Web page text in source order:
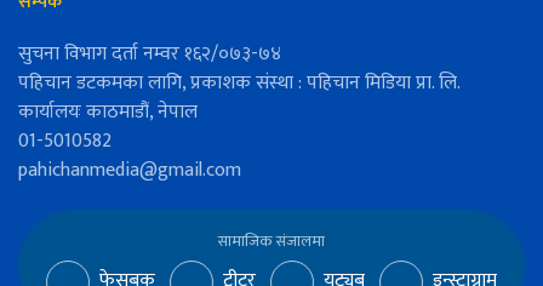
सुचना विभाग दर्ता नम्वर १६२/०७३-७४
पहिचान डटकमका लागि, प्रकाशक संस्था : पहिचान मिडिया प्रा. लि.
कार्यालयः काठमाडौं, नेपाल
01-5010582
pahichanmedia@gmail.com
सामाजिक संजालमा